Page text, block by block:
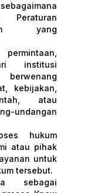
Peraturan
yang
institusi
kebijakan,
atau
undangan
hukum
atau pihak
untuk
tersebut.
sebagai